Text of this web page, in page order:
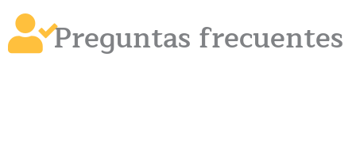
Preguntas frecuentes